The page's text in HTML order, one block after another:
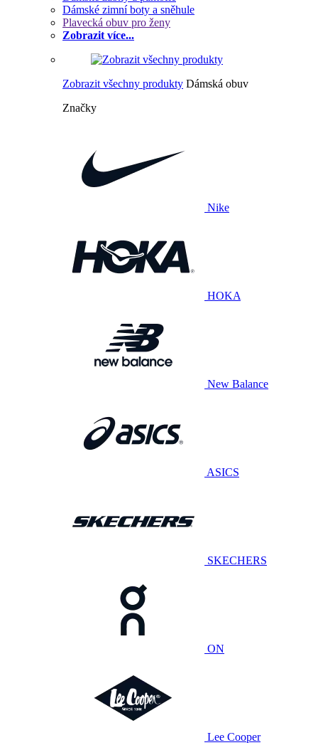
Dámské zimní boty a sněhule
Plavecká obuv pro ženy
Zobrazit více...
Zobrazit všechny produkty Dámská obuv
Značky
Nike
HOKA
New Balance
ASICS
SKECHERS
ON
Lee Cooper